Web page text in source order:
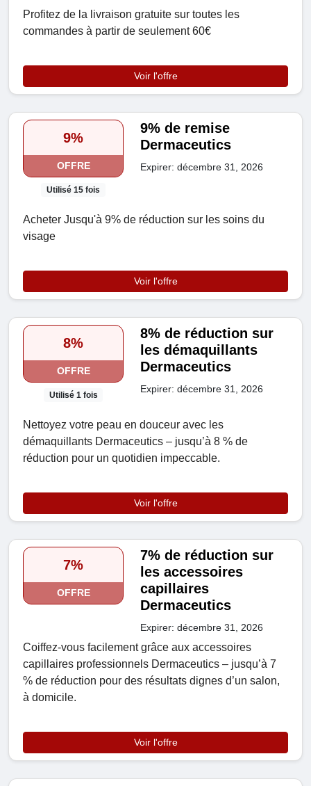
Profitez de la livraison gratuite sur toutes les
commandes à partir de seulement 60€
Voir l'offre
9%
OFFRE
Utilisé 15 fois
9% de remise
Dermaceutics
Expirer: décembre 31, 2026
Acheter Jusqu'à 9% de réduction sur les soins du
visage
Voir l'offre
8%
OFFRE
Utilisé 1 fois
8% de réduction sur
les démaquillants
Dermaceutics
Expirer: décembre 31, 2026
Nettoyez votre peau en douceur avec les
démaquillants Dermaceutics – jusqu’à 8 % de
réduction pour un quotidien impeccable.
Voir l'offre
7%
OFFRE
7% de réduction sur
les accessoires
capillaires
Dermaceutics
Expirer: décembre 31, 2026
Coiffez-vous facilement grâce aux accessoires
capillaires professionnels Dermaceutics – jusqu’à 7
% de réduction pour des résultats dignes d’un salon,
à domicile.
Voir l'offre